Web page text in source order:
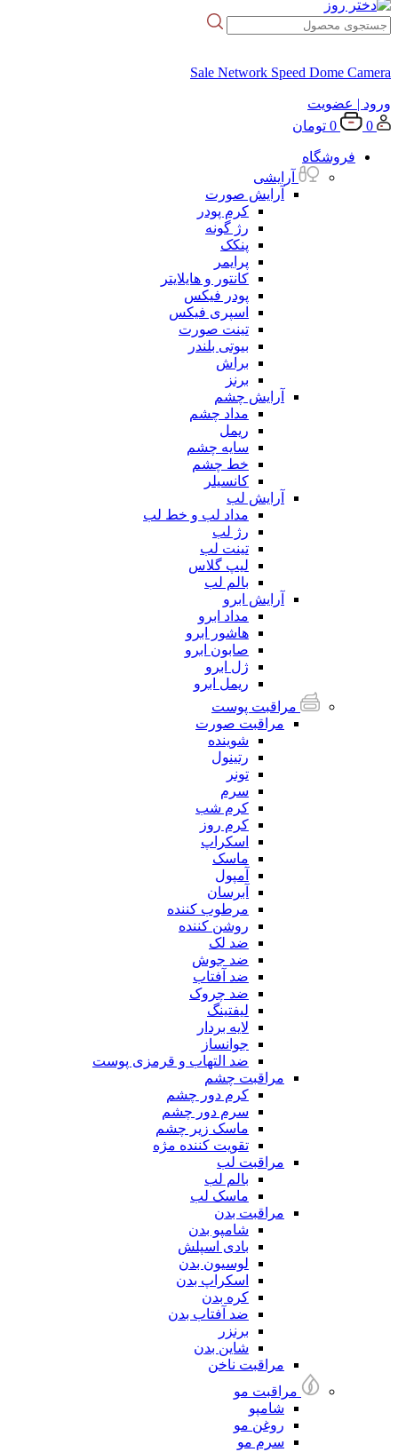
Sale Network Speed Dome Camera
ورود | عضویت
0
0 تومان
فروشگاه
آرایشی
آرایش صورت
کرم پودر
رژ گونه
پنکک
پرایمر
کانتور و هایلایتر
پودر فیکس
اسپری فیکس
تینت صورت
بیوتی بلندر
براش
برنز
آرایش چشم
مداد چشم
ریمل
سایه چشم
خط چشم
کانسیلر
آرایش لب
مداد لب و خط لب
رژ لب
تینت لب
لیپ گلاس
بالم لب
آرایش ابرو
مداد ابرو
هاشور ابرو
صابون ابرو
ژل ابرو
ریمل ابرو
مراقبت پوست
مراقبت صورت
شوینده
رتینول
تونر
سرم
کرم شب
کرم روز
اسکراپ
ماسک
آمپول
آبرسان
مرطوب کننده
روشن کننده
ضد لک
ضد جوش
ضد آفتاب
ضد چروک
لیفتینگ
لایه بردار
جوانساز
ضد التهاب و قرمزی پوست
مراقبت چشم
کرم دور چشم
سرم دور چشم
ماسک زیر چشم
تقویت کننده مژه
مراقبت لب
بالم لب
ماسک لب
مراقبت بدن
شامپو بدن
بادی اسپلش
لوسیون بدن
اسکراپ بدن
کره بدن
ضد آفتاب بدن
برنزر
شاین بدن
مراقبت ناخن
مراقبت مو
شامپو
روغن مو
سرم مو